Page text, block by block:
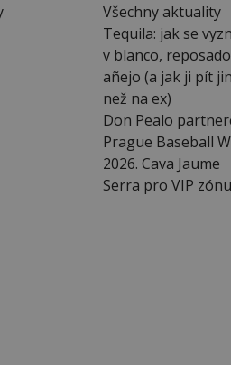
Všechny aktuality
Tequila: jak se
v blanco,
añejo (a jak ji pít
než na ex)
Don Pealo
Prague Baseball
2026. Cava Jaume
Serra pro VIP zónu